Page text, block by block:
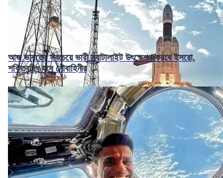
আজ ভারতের সবচেয়ে ভারী স্যাটালাইট উৎক্ষেপণ করবে ইসরো,
শক্তিবৃদ্ধি হবে নৌবাহিনীর